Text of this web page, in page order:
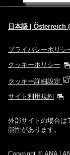
日本語 | Österreich
プライバシーポリシ
クッキーポリシー
クッキー詳細設定
サイト利用規約
外部サイトの場合は
能性があります。